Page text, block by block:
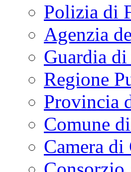
Polizia di
Agenzia
Guardia
Regione
Provincia
Comune
Camera di